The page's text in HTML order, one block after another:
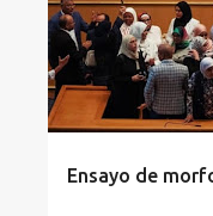
t
r
a
d
Ensayo de